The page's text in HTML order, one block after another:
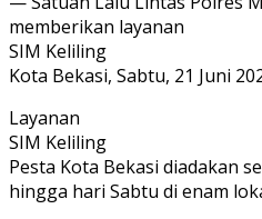
memberikan layanan
SIM Keliling
Kota Bekasi, Sabtu, 21 Juni
Layanan
SIM Keliling
Pesta Kota Bekasi diadakan
hingga hari Sabtu di enam